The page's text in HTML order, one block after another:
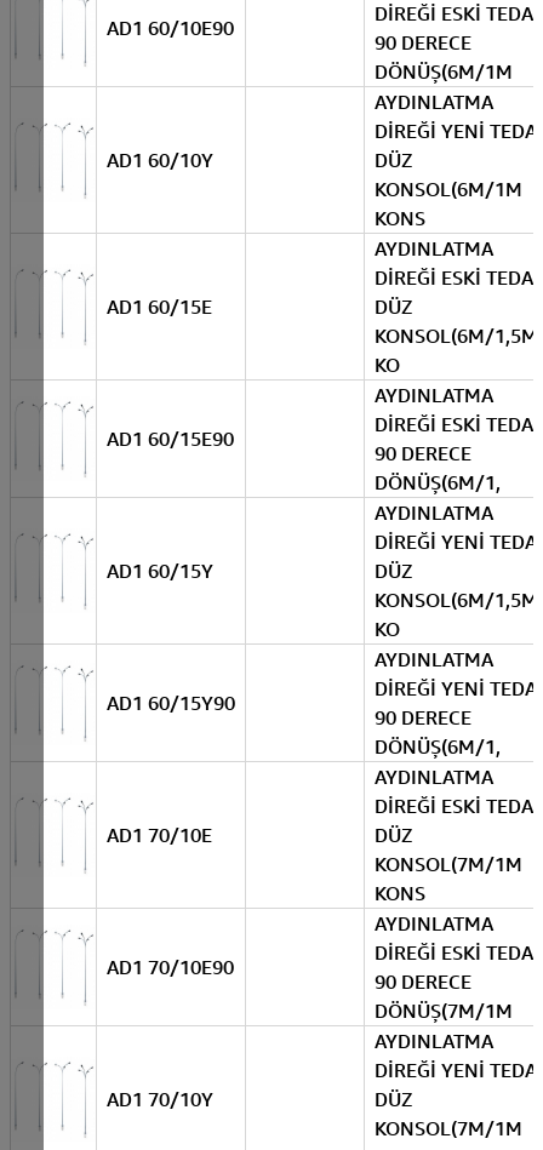
AD1 60/10E90
DİREĞİ ESKİ TEDAŞ
90 DERECE
DÖNÜŞ(6M/1M
AD1 60/10Y
AYDINLATMA
DİREĞİ YENİ
DÜZ
KONSOL(6M/1M
KONS
AD1 60/15E
AYDINLATMA
DİREĞİ ESKİ TEDAŞ
DÜZ
KONSOL(6M/1,5M
KO
AD1 60/15E90
AYDINLATMA
DİREĞİ ESKİ TEDAŞ
90 DERECE
DÖNÜŞ(6M/1,
AD1 60/15Y
AYDINLATMA
DİREĞİ YENİ
DÜZ
KONSOL(6M/1,5M
KO
AD1 60/15Y90
AYDINLATMA
DİREĞİ YENİ
90 DERECE
DÖNÜŞ(6M/1,
AD1 70/10E
AYDINLATMA
DİREĞİ ESKİ TEDAŞ
DÜZ
KONSOL(7M/1M
KONS
AD1 70/10E90
AYDINLATMA
DİREĞİ ESKİ TEDAŞ
90 DERECE
DÖNÜŞ(7M/1M
AD1 70/10Y
AYDINLATMA
DİREĞİ YENİ
DÜZ
KONSOL(7M/1M